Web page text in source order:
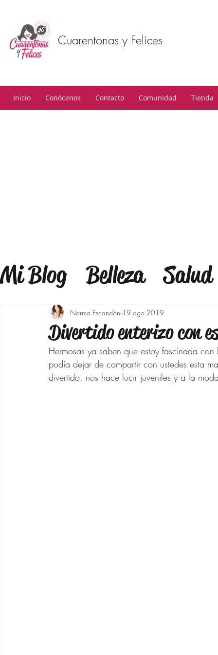
Cuarentonas y Felices
Inicio Conócenos Contacto Comunidad Tienda
Mi Blog Belleza
Salud
Estilo
Mindfulness
Estilo de Vida
Maquillaje
Outfits
Divertido enterizo con
Norma Escandón 19 ago 2019
Hermosas ya saben que estoy fascinada
podía dejar de compartir con ustedes esta
divertido, nos hace lucir juveniles y a la